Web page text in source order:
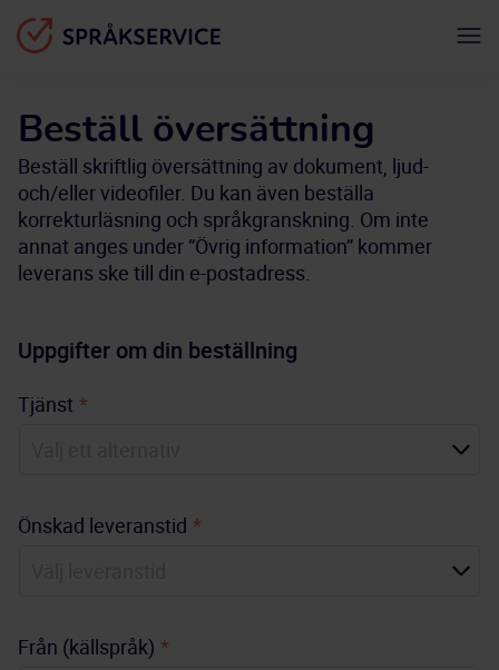
Beställ översättning
Beställ skriftlig översättning av dokument, ljud-
och/eller videofiler. Du kan även beställa
korrekturläsning och språkgranskning. Om inte
annat anges under ”Övrig information” kommer
leverans ske till din e-postadress.
Uppgifter om din beställning
Tjänst *
Önskad leveranstid *
Från (källspråk) *